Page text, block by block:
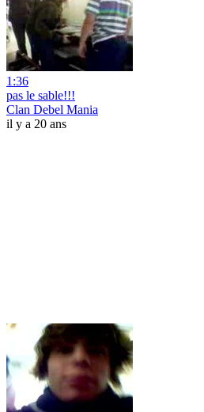
1:36
pas le sable!!!
Clan Debel Mania
il y a 20 ans